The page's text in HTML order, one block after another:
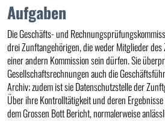
Aufgaben
Die Geschäfts- und
drei Zunftangehörigen, die weder Mitglieder
einer andern Kommission sein dürfen. Sie
Gesellschaftsrechnungen auch die
Archiv; zudem ist sie Datenschutzstelle der
Über ihre Kontrolltätigkeit und deren
dem Grossen Bott Bericht, normalerweise